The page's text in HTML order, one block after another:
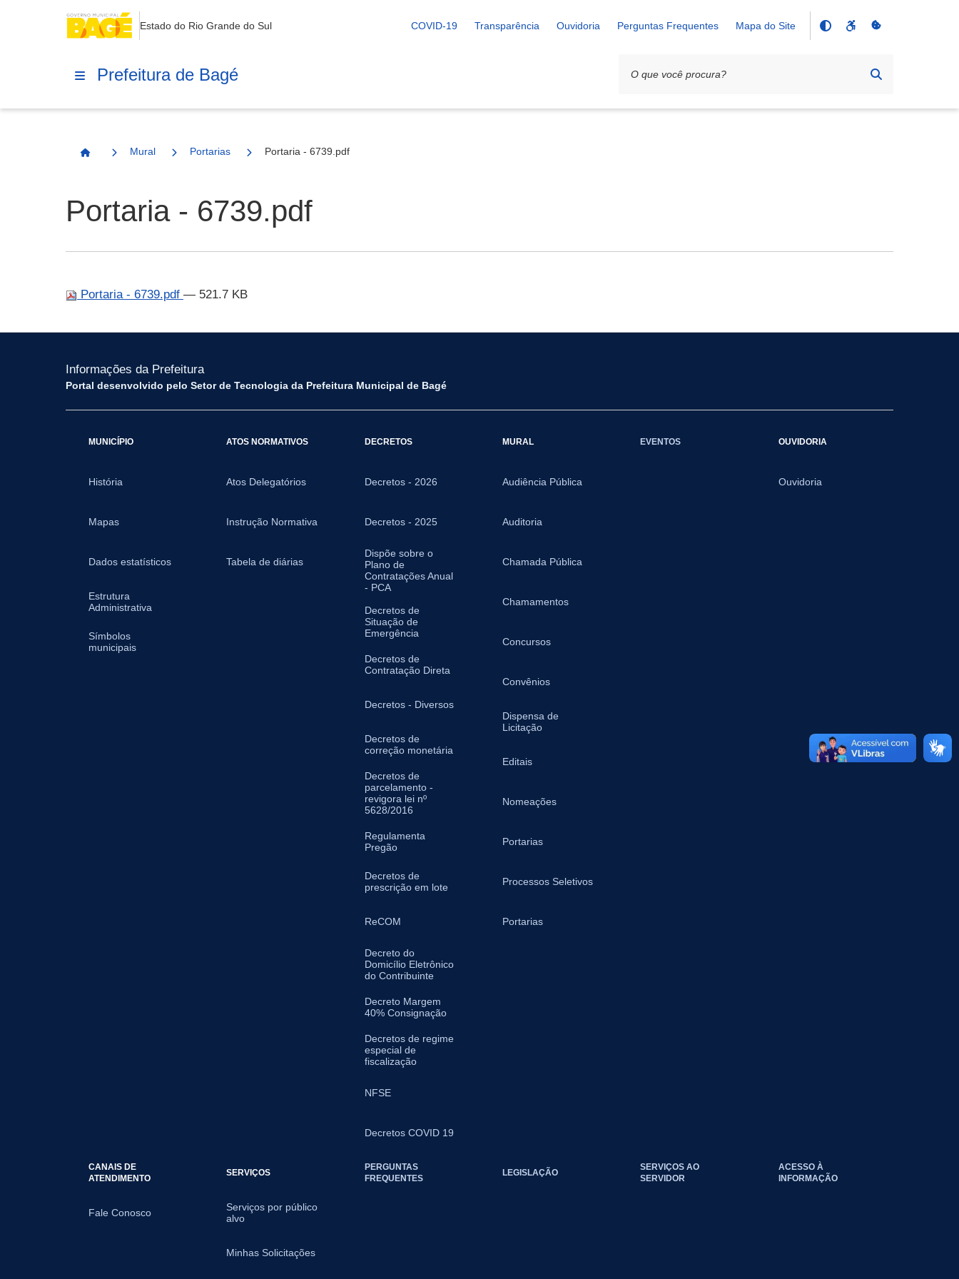
Estado do Rio Grande do Sul COVID-19 Transparência Ouvidoria Perguntas Frequentes Mapa do Site
Prefeitura de Bagé
Página Inicial
Mural Portarias Portaria - 6739.pdf
Portaria - 6739.pdf
Portaria - 6739.pdf — 521.7 KB
Informações da Prefeitura
Portal desenvolvido pelo Setor de Tecnologia da Prefeitura Municipal de Bagé
MUNICÍPIO
História
Mapas
Dados estatísticos
Estrutura
Administrativa
Símbolos
municipais
ATOS NORMATIVOS
Atos Delegatórios
Instrução Normativa
Tabela de diárias
DECRETOS
Decretos - 2026
Decretos - 2025
Dispõe sobre o
Plano de
Contratações Anual
- PCA
Decretos de
Situação de
Emergência
Decretos de
Contratação Direta
Decretos - Diversos
Decretos de
correção monetária
Decretos de
parcelamento -
revigora lei nº
5628/2016
Regulamenta
Pregão
Decretos de
prescrição em lote
ReCOM
Decreto do
Domicílio Eletrônico
do Contribuinte
Decreto Margem
40% Consignação
Decretos de regime
especial de
fiscalização
NFSE
Decretos COVID 19
MURAL
Audiência Pública
Auditoria
Chamada Pública
Chamamentos
Concursos
Convênios
Dispensa de
Licitação
Editais
Nomeações
Portarias
Processos Seletivos
Portarias
EVENTOS OUVIDORIA
Ouvidoria
CANAIS DE
ATENDIMENTO
Fale Conosco
SERVIÇOS
Serviços por público
alvo
Minhas Solicitações
PERGUNTAS
FREQUENTES
LEGISLAÇÃO
SERVIÇOS AO
SERVIDOR
ACESSO À
INFORMAÇÃO